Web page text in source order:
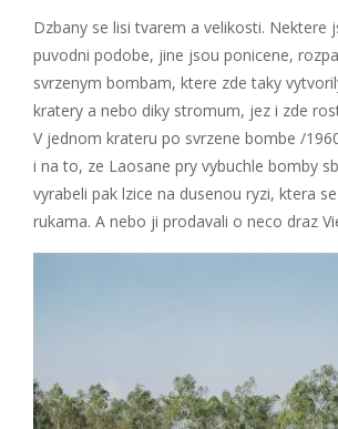
Dzbany se lisi tvarem a velikosti. Nektere
puvodni podobe, jine jsou ponicene,
svrzenym bombam, ktere zde taky
kratery a nebo diky stromum, jez i zde
V jednom krateru po svrzene bombe /
i na to, ze Laosane pry vybuchle bomby
vyrabeli pak lzice na dusenou ryzi, ktera
rukama. A nebo ji prodavali o neco draz